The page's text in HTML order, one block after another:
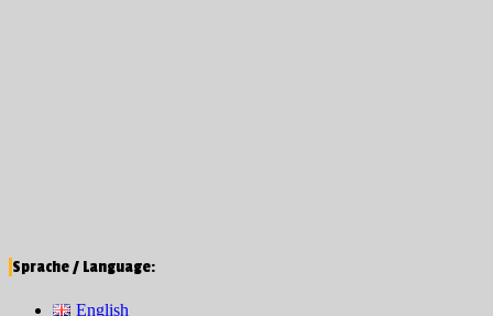
Sprache / Language:
English